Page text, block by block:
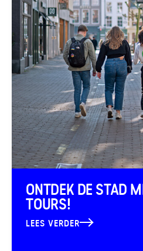
ONTDEK DE STAD
TOURS!
LEES VERDER